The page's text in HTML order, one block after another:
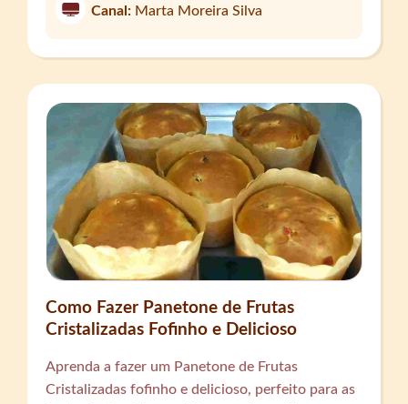
Canal: Marta Moreira Silva
Como Fazer Panetone de Frutas
Cristalizadas Fofinho e Delicioso
Aprenda a fazer um Panetone de Frutas
Cristalizadas fofinho e delicioso, perfeito para as